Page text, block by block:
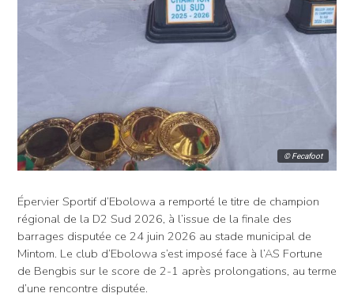
© Fecafoot
Épervier Sportif d’Ebolowa a remporté le titre de champion
régional de la D2 Sud 2026, à l’issue de la finale des
barrages disputée ce 24 juin 2026 au stade municipal de
Mintom. Le club d’Ebolowa s’est imposé face à l’AS Fortune
de Bengbis sur le score de 2-1 après prolongations, au terme
d’une rencontre disputée.